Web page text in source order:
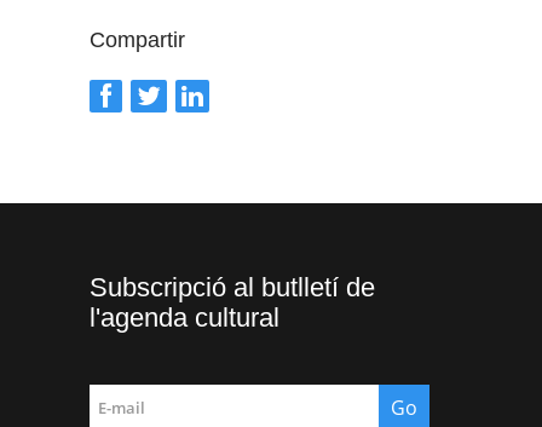
Compartir
Subscripció al butlletí de
l'agenda cultural